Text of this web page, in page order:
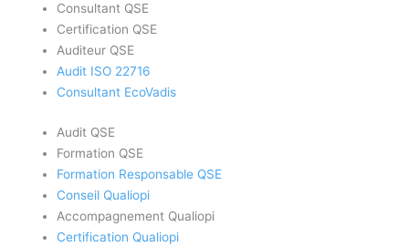
Consultant QSE
Certification QSE
Auditeur QSE
Audit ISO 22716
Consultant EcoVadis
Audit QSE
Formation QSE
Formation Responsable QSE
Conseil Qualiopi
Accompagnement Qualiopi
Certification Qualiopi